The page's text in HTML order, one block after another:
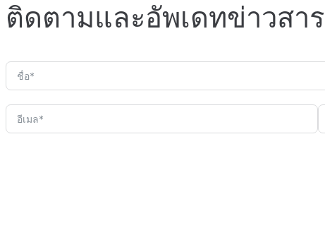
ติดตามและอัพเดทข่าวสาร